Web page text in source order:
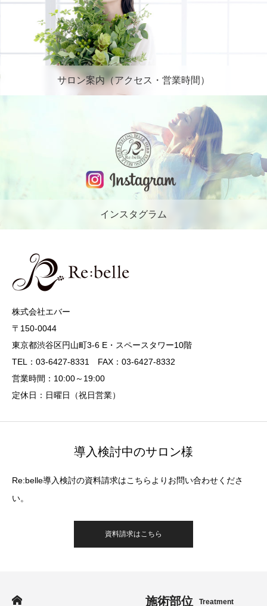
サロン案内（アクセス・営業時間）
インスタグラム
株式会社エバー
〒150-0044
東京都渋谷区円山町3-6 E・スペースタワー10階
TEL：03-6427-8331 FAX：03-6427-8332
営業時間：10:00～19:00
定休日：日曜日（祝日営業）
導入検討中のサロン様
Re:belle導入検討の資料請求はこちらよりお問い合わせくださ
い。
資料請求はこちら
施術部位 Treatment